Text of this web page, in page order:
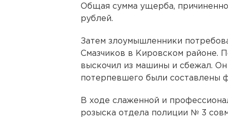
Общая сумма ущерба,
рублей.
Затем злоумышленники
Смазчиков в Кировском районе.
выскочил из машины и сбежал.
потерпевшего были составлены
В ходе слаженной и
розыска отдела полиции № 3